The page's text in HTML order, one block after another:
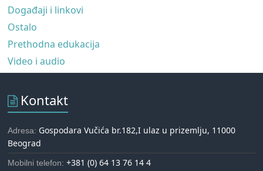
Događaji i linkovi
Ostalo
Prethodna edukacija
Video i audio
Kontakt
Adresa: Gospodara Vučića br.182,I ulaz u prizemlju, 11000
Beograd
Mobilni telefon:+381 (0) 64 13 76 14 4